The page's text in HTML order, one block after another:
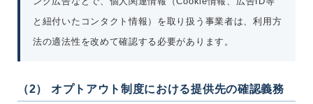
と紐付いたコンタクト情報）を取り扱う事業者は、利用方
法の適法性を改めて確認する必要があります。
（2） オプトアウト制度における提供先の確認義務